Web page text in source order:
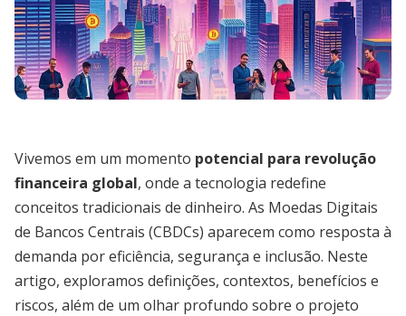
Vivemos em um momento potencial para revolução
financeira global, onde a tecnologia redefine
conceitos tradicionais de dinheiro. As Moedas Digitais
de Bancos Centrais (CBDCs) aparecem como resposta à
demanda por eficiência, segurança e inclusão. Neste
artigo, exploramos definições, contextos, benefícios e
riscos, além de um olhar profundo sobre o projeto